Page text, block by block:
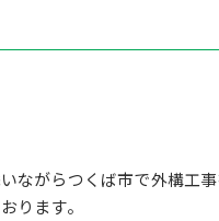
ながらつくば市で外構工
ります。